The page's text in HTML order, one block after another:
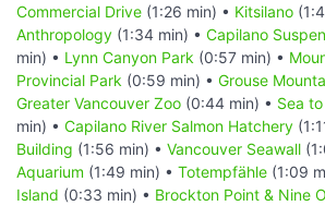
Commercial Drive (1:26 min) • Kitsilano
Anthropology (1:34 min) • Capilano
min) • Lynn Canyon Park (0:57 min) •
Provincial Park (0:59 min) • Grouse
Greater Vancouver Zoo (0:44 min) • Sea
min) • Capilano River Salmon Hatchery
Building (1:56 min) • Vancouver Seawall
Aquarium (1:49 min) • Totempfähle (1:09
Island (0:33 min) • Brockton Point & Nine